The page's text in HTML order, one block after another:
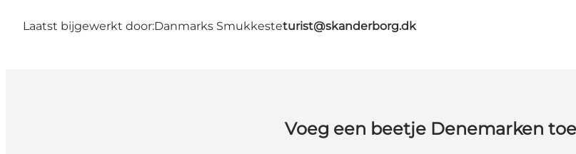
Laatst bijgewerkt door:Danmarks Smukkesteturist@skanderborg.dk
Voeg een beetje Denemarken